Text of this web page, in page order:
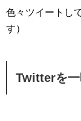
色々ツイートし
す）
Twitterを